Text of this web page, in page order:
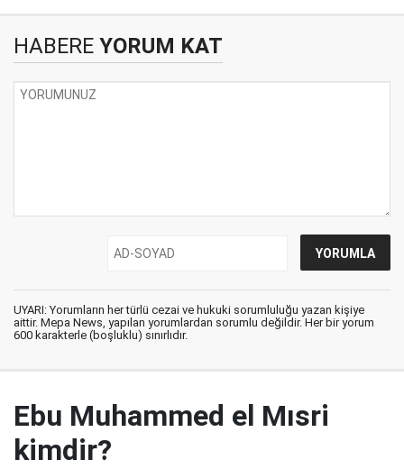
HABERE YORUM KAT
UYARI: Yorumların her türlü cezai ve hukuki sorumluluğu yazan kişiye
aittir. Mepa News, yapılan yorumlardan sorumlu değildir. Her bir yorum
600 karakterle (boşluklu) sınırlıdır.
Ebu Muhammed el Mısri
kimdir?